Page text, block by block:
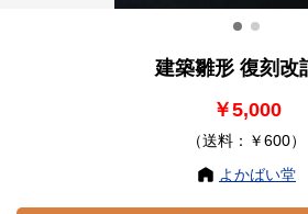
建築雛形 復刻改
￥5,000
（送料：￥600）
よかばい堂